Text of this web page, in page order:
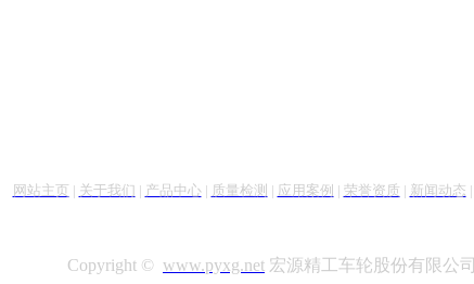
网站主页 | 关于我们 | 产品中心 | 质量检测 | 应用案例 | 荣誉资质 | 新闻动态 |
Copyright © www.pyxg.net 宏源精工车轮股份有限公司